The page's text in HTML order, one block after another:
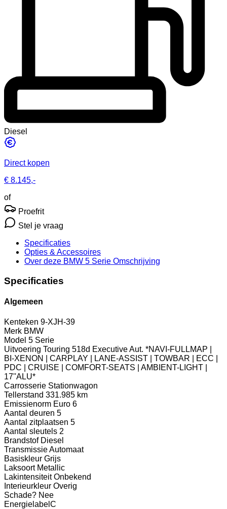
Diesel
Direct kopen
€ 8.145,-
of
Proefrit
Stel je vraag
Specificaties
Opties & Accessoires
Over deze BMW 5 Serie Omschrijving
Specificaties
Algemeen
Kenteken 9-XJH-39
Merk BMW
Model 5 Serie
Uitvoering Touring 518d Executive Aut. *NAVI-FULLMAP |
BI-XENON | CARPLAY | LANE-ASSIST | TOWBAR | ECC |
PDC | CRUISE | COMFORT-SEATS | AMBIENT-LIGHT |
17''ALU*
Carrosserie Stationwagon
Tellerstand 331.985 km
Emissienorm Euro 6
Aantal deuren 5
Aantal zitplaatsen 5
Aantal sleutels 2
Brandstof Diesel
TransmissieAutomaat
Basiskleur Grijs
Laksoort Metallic
Lakintensiteit Onbekend
Interieurkleur Overig
Schade? Nee
Energielabel C